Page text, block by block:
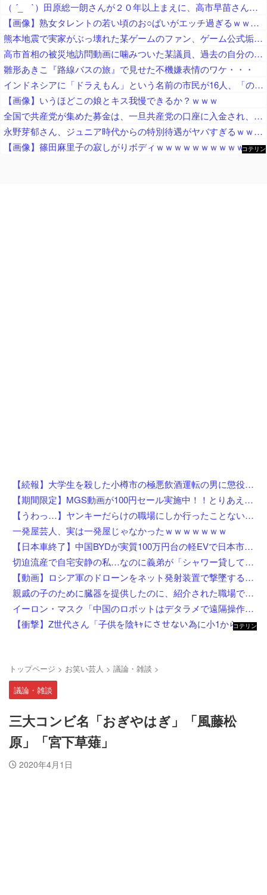
（ ´_ゝ`）田原総一朗さんが２０年以上まえに、高市早苗さんを「無知」「幼稚」と痛烈批判したと話題に
【画像】熟女タレントの若い頃のお○ぱいがエッチ過ぎるｗｗｗｗｗ
熊本地震で実家がぶっ壊れた某ゲームのファン、ゲーム公式垢が投稿自粛を発表してしまうと……
高市首相の被災地訪問動画に噛みついた某議員、過去の自分のやらかしを速攻で掘り起こされてしまい……
雛形あきこ『路線バスの旅』で見せた不機嫌表情のワケ・・・
インドネシアに「ドラえもん」という名前の市民が16人、「のび太」は181人
【画像】いうほどこの娘とキス我慢できるか？ｗｗｗ
全国で共産党が集めた募金は、一旦共産党の口座に入金され、まとめて、被災自治体や団体（農協や漁協など）にも届けられます
永野芽郁さん、ジュニア時代からの特別待遇がヤバすぎるｗｗｗｗｗ
【画像】篠田麻里子の寂しがりボディｗｗｗｗｗｗｗｗｗｗｗｗｗｗｗｗｗｗｗ
コテリン
【続報】大学生を殺した小樽市の極悪飲酒運転の男に懲役4年6ヶ月の判決。
【期間限定】MGS動画が100円セール実施中！！とりあえず全部買うやろｗｗｗｗｗ
【うわっ…】ヤンキーだらけの職場にしか行ったことない奴にしか分からないことを集めてみたら闇が深過ぎた件w w w w w w w w w w
一発屋芸人、実は一発屋じゃなかったｗｗｗｗｗｗｗ
【日本車終了】中国BYDが実質100万円台の軽EVで日本市場に殴り込み
切迫流産で自宅安静の私…なのに義弟が「シャワー貸して」「泊めて」と嫌がらせレベルの連続突撃！夫経由で断ると私に直接LINEしてきて絶句←大人しく自宅の風呂に入れよ
【動画】ロシア軍のドローンをネット発射装置で撃墜するウクライナ。
親戚の子のために臓器を提供したのに、紹介された職場でいじめられて右足に麻痺が残った…人助けして身体壊された挙句バカにされるとか胸糞すぎ
イーロン・マスク「中国のロボットはデタラメで遠隔操作してるだけ」
【衝撃】Z世代さん「子供を陰ｷｬにさせない為に小1から髪を金髪に染めさせてる」←これ効果あると思う？？？？？？
コテリン
トップページ > お笑い芸人 > 議論・雑談 >
議論・雑談
三大コンビ名「おぎやはぎ」「風藤松
原」「宮下草薙」
2020年4月1日